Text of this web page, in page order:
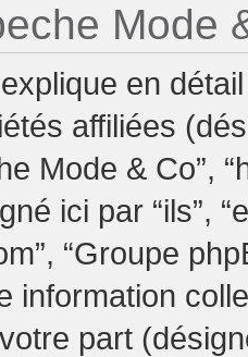
Mode
en
affiliées
Mode & Co”,
ici par “ils”,
“Groupe
information
part